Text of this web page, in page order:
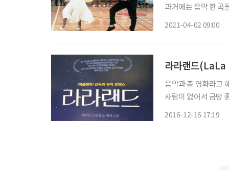
과거에는 음악 한 곡
2021-04-02 09:00
라라랜드
음악과 춤 영화라고
사람이 없어서 금방
2016-12-16 17:19